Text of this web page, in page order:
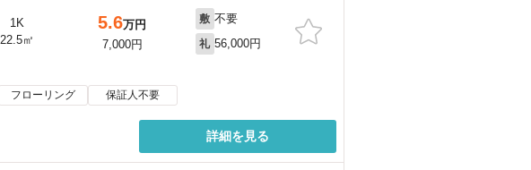
1K
22.5㎡
5.6万円
7,000円
敷 不要
礼 56,000円
フローリング 保証人不要
詳細を見る